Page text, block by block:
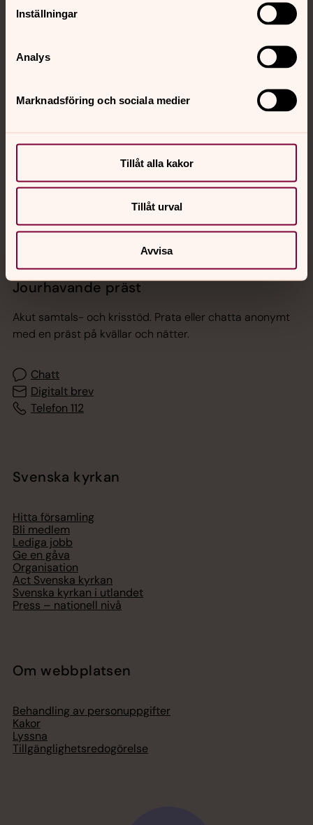
Inställningar
Analys
Marknadsföring och sociala medier
Tillåt alla kakor
Tillåt urval
Avvisa
Kontakt
Sociala kanaler
Jourhavande präst
Akut samtals- och krisstöd. Prata eller chatta anonymt
med en präst på kvällar och nätter.
Chatt
Digitalt brev
Telefon 112
Svenska kyrkan
Hitta församling
Bli medlem
Lediga jobb
Ge en gåva
Organisation
Act Svenska kyrkan
Svenska kyrkan i utlandet
Press – nationell nivå
Om webbplatsen
Behandling av personuppgifter
Kakor
Lyssna
Tillgänglighetsredogörelse